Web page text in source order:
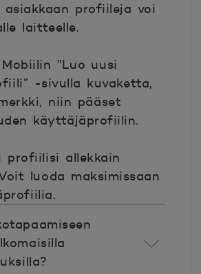
asiakkaan profiileja voi
laitteelle.
”Luo uusi
-sivulla kuvaketta,
niin pääset
käyttäjäprofiilin.
profiilisi allekkain
luoda maksimissaan